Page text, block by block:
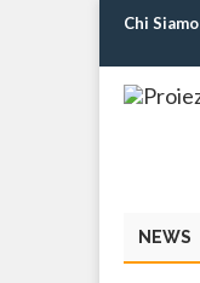
Chi Siamo
NEWS